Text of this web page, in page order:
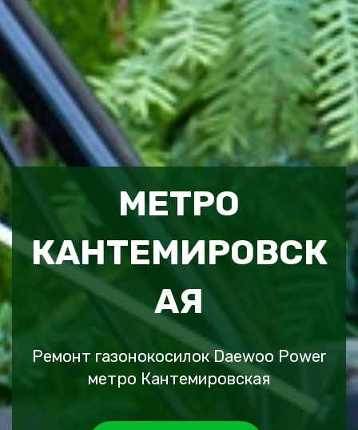
МЕТРО
КАНТЕМИРОВСК
АЯ
Ремонт газонокосилок Daewoo Power
метро Кантемировская